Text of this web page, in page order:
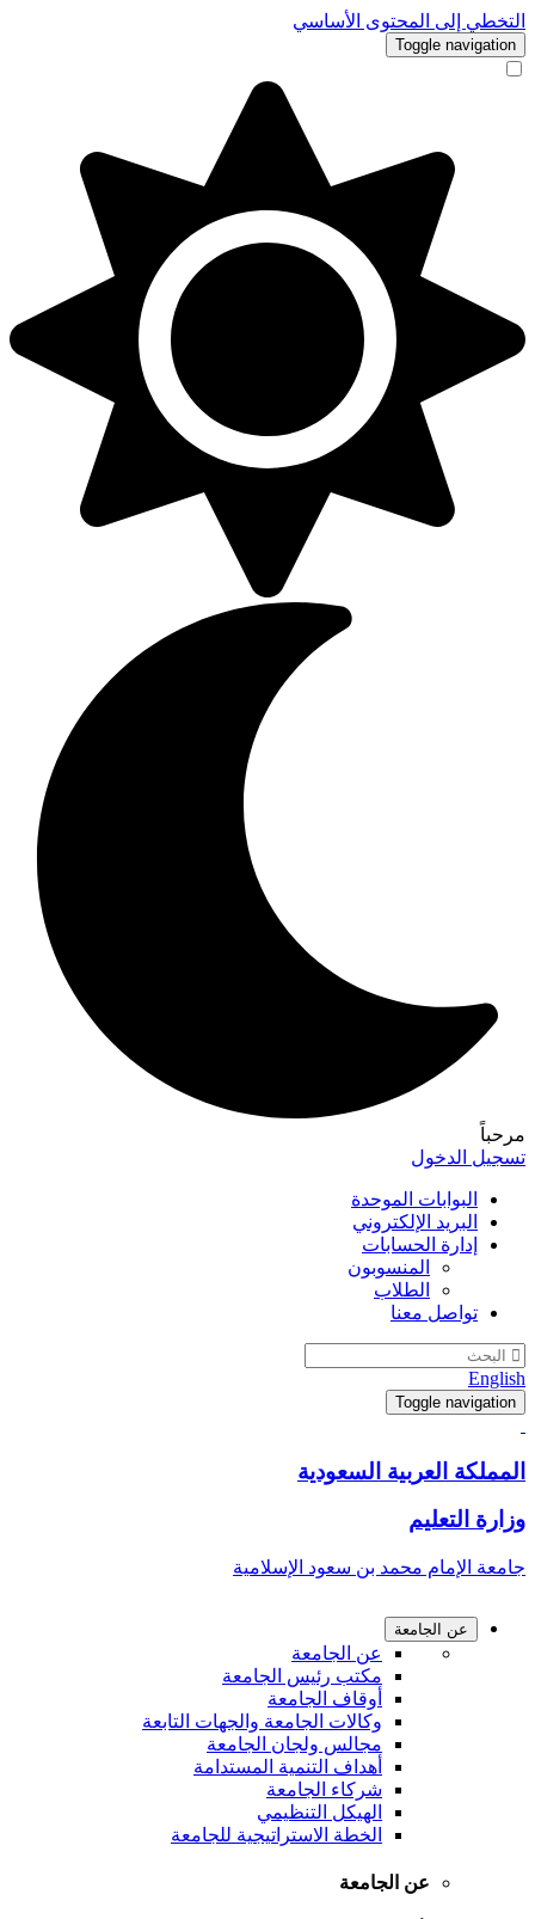
التخطي إلى المحتوى الأساسي
Toggle navigation
مرحباً
تسجيل الدخول
البوابات الموحدة
البريد الإلكتروني
إدارة الحسابات
المنسوبون
الطلاب
تواصل معنا
English
Toggle navigation
المملكة العربية السعودية
وزارة التعليم
جامعة الإمام محمد بن سعود الإسلامية
عن الجامعة
عن الجامعة
مكتب رئيس الجامعة
أوقاف الجامعة
وكالات الجامعة والجهات التابعة
مجالس ولجان الجامعة
أهداف التنمية المستدامة
شركاء الجامعة
الهيكل التنظيمي
الخطة الاستراتيجية للجامعة
عن الجامعة